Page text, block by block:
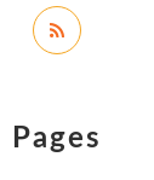
Pages